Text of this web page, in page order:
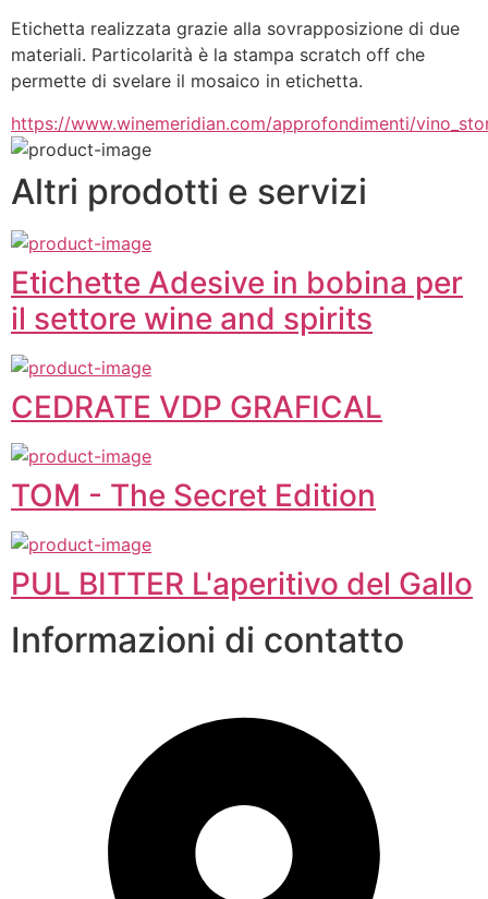
Etichetta realizzata grazie alla sovrapposizione di due
materiali. Particolarità è la stampa scratch off che
permette di svelare il mosaico in etichetta.
https://www.winemeridian.com/approfondimenti/
Altri prodotti e servizi
Etichette Adesive in bobina per
il settore wine and spirits
CEDRATE VDP GRAFICAL
TOM - The Secret Edition
PUL BITTER L'aperitivo del Gallo
Informazioni di contatto